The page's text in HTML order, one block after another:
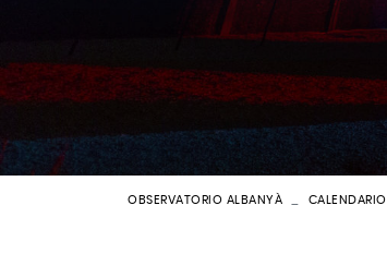
Sala de las Constelaciones
OBSERVATORIO ALBANYÀ CALENDARIO